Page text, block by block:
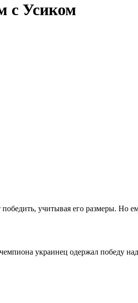
с Усиком
учитывая его размеры. Но
украинец одержал победу